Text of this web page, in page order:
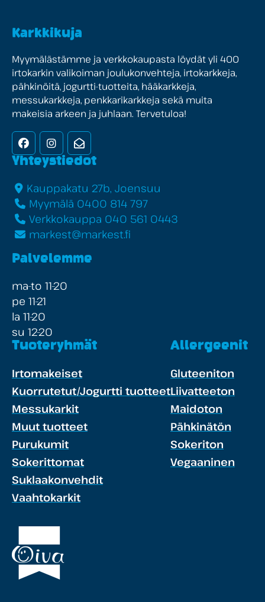
Karkkikuja
Myymälästämme ja verkkokaupasta löydät yli 400
irtokarkin valikoiman joulukonvehteja, irtokarkkeja,
pähkinöitä, jogurtti-tuotteita, hääkarkkeja,
messukarkkeja, penkkarikarkkeja sekä muita
makeisia arkeen ja juhlaan. Tervetuloa!
FacebookInstagramUutiskirje
Yhteystiedot
Kauppakatu 27b, Joensuu
Myymälä 0400 814 797
Verkkokauppa 040 561 0443
markest@markest.fi
Palvelemme
ma-to 11-20
pe 11-21
la 11-20
su 12-20
Tuoteryhmät
Irtomakeiset
Kuorrutetut/Jogurtti tuotteet
Messukarkit
Muut tuotteet
Purukumit
Sokerittomat
Suklaakonvehdit
Vaahtokarkit
Allergeenit
Gluteeniton
Liivatteeton
Maidoton
Pähkinätön
Sokeriton
Vegaaninen